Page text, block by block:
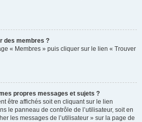
des membres ?
« Membres » puis cliquer sur le lien « Trouver
propres messages et sujets ?
être affichés soit en cliquant sur le lien
le panneau de contrôle de l’utilisateur, soit en
les messages de l’utilisateur » sur la page de